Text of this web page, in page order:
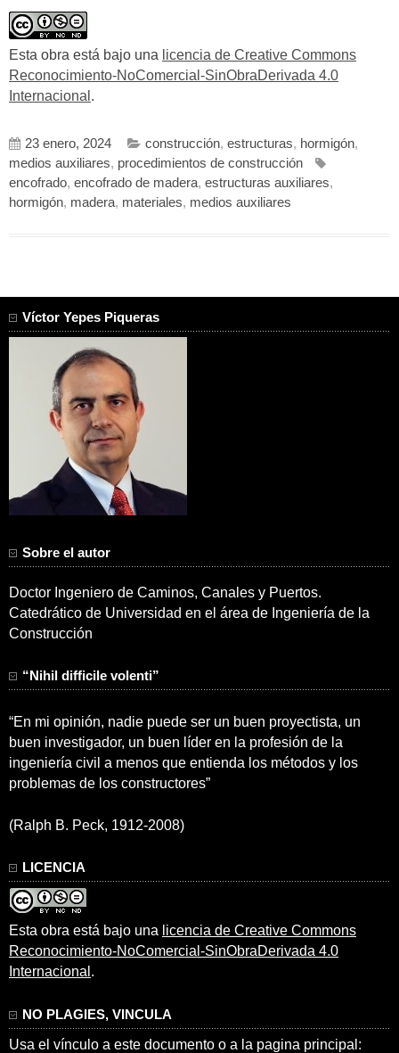
Esta obra está bajo una licencia de Creative Commons
Reconocimiento-NoComercial-SinObraDerivada 4.0
Internacional .
23 enero, 2024 construcción, estructuras, hormigón,
medios auxiliares, procedimientos de construcción
encofrado, encofrado de madera, estructuras auxiliares,
hormigón, madera, materiales, medios auxiliares
Víctor Yepes Piqueras
Sobre el autor
Doctor Ingeniero de Caminos, Canales y Puertos.
Catedrático de Universidad en el área de Ingeniería de la
Construcción
“Nihil difficile volenti”
“En mi opinión, nadie puede ser un buen proyectista, un
buen investigador, un buen líder en la profesión de la
ingeniería civil a menos que entienda los métodos y los
problemas de los constructores”
(Ralph B. Peck, 1912-2008)
LICENCIA
Esta obra está bajo una licencia de Creative Commons
Reconocimiento-NoComercial-SinObraDerivada 4.0
Internacional .
NO PLAGIES, VINCULA
Usa el vínculo a este documento o a la pagina principal: